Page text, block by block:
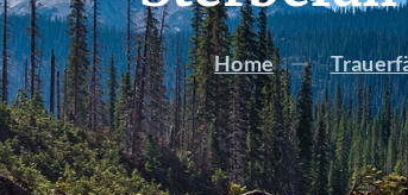
Home